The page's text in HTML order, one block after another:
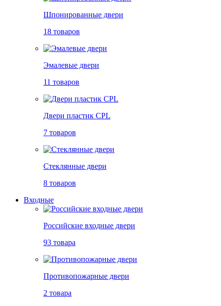
Шпонированные двери
18 товаров
Эмалевые двери
11 товаров
Двери пластик CPL
7 товаров
Стеклянные двери
8 товаров
Входные
Российские входные двери
93 товара
Противопожарные двери
2 товара